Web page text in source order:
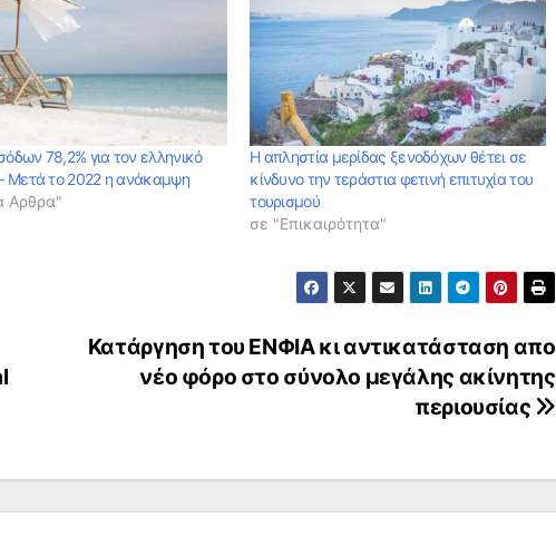
78,2% για τον ελληνικό
Mετά το 2022 η ανάκαμψη
Αρθρα"
Η απληστία μερίδας ξενοδόχων θέτει σε
κίνδυνο την τεράστια φετινή επιτυχία του
τουρισμού
σε "Επικαιρότητα"
Κατάργηση του ΕΝΦΙΑ κι αντικατάσταση απο
νέο φόρο στο σύνολο μεγάλης ακίνητης
περιουσίας